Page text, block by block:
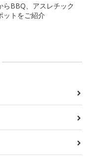
らBBQ、アスレチック
ットをご紹介